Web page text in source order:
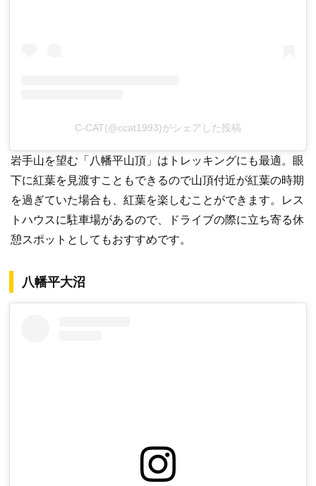
C-CAT(@ccat1993)がシェアした投稿
岩手山を望む「八幡平山頂」はトレッキングにも最適。眼
下に紅葉を見渡すこともできるので山頂付近が紅葉の時期
を過ぎていた場合も、紅葉を楽しむことができます。レス
トハウスに駐車場があるので、ドライブの際に立ち寄る休
憩スポットとしてもおすすめです。
八幡平大沼